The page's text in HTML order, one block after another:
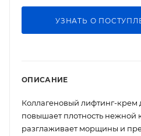
УЗНАТЬ О
ОПИСАНИЕ
Коллагеновый лифтинг-
повышает плотность нежной
разглаживает морщины и